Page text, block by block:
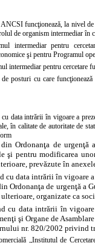
funcţionează, la nivel
de organism intermediar în
intermediar pentru
şi pentru Programul
intermediar pentru cercetare
posturi cu care
data intrării în vigoare a
în calitate de autoritate de
Ordonanţa de urgenţă
şi pentru modificarea
prevăzute în
cu data intrării în vigoare
Ordonanţa de urgenţă a
organizate ca
cu data intrării în
şi Organe de
nr. 820/2002 privind
„Institutul de